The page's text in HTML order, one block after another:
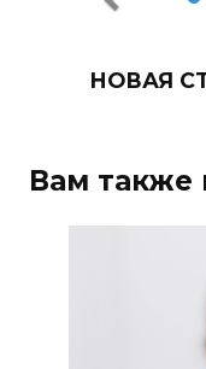
НОВАЯ
Вам также